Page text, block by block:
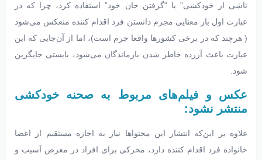
ناشی از خودکشی” یا “گرفتن جان خود” استفاده کرد، چرا که در
عبارت اول بار معنایی مجرم دانستن فرد اقدام کننده منعکس می‌شود
( هرچند که در برخی کشورها واقعا جرم است)، اما از آن‌جایی که این
عبارت باعث آزرده خاطر شدن بازماندگان می‌شود، بایستی جایگزین
شود.
عکس‌ و فیلم‌های مربوط به صحنه خودکشی
منتشر نشود:
علاوه بر این‌که انتشار این محتواها نیاز به اجازه مستقیم از اعضا
خانواده فرد اقدام کننده دارد، محرکی برای افراد در معرض آسیب و